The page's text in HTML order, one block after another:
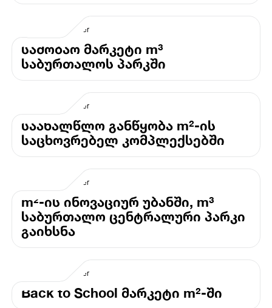
საშობაო მარკეტი m³
საბურთალოს პარკში
საახალწლო განწყობა m²-ის
საცხოვრებელ კომპლექსებში
m²-ის ინოვაციურ უბანში, m³
საბურთალო ცენტრალური პარკი
გაიხსნა
Back to School მარკეტი m²-ში